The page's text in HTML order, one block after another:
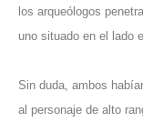
los arqueólogos
uno situado en el lado
Sin duda, ambos
al personaje de alto